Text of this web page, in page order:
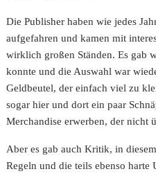
Die Publisher haben wie jedes
aufgefahren und kamen mit
wirklich großen Ständen. Es gab
konnte und die Auswahl war
Geldbeutel, der einfach viel zu
sogar hier und dort ein paar
Merchandise erwerben, der nicht
Aber es gab auch Kritik, in
Regeln und die teils ebenso